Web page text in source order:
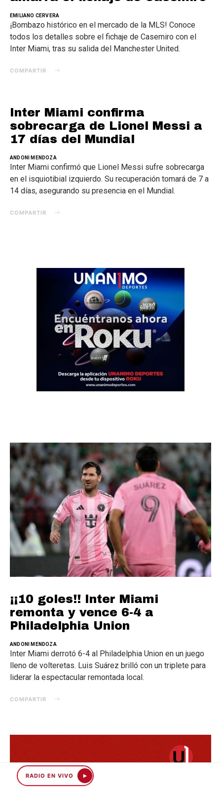
RADIO EN VIVO
EMILIANO CERVERA
¡Bombazo histórico en el mercado de la MLS! Conoce
todos los detalles sobre el fichaje de Casemiro con el
Inter Miami, tras su salida del Manchester United.
COMPARTIR
Inter Miami confirma
sobrecarga de Lionel Messi a
17 días del Mundial
ANDONI MENDOZA
Inter Miami confirmó que Lionel Messi sufre sobrecarga
en el isquiotibial izquierdo. Su recuperación tomará de 7 a
14 días, asegurando su presencia en el Mundial.
COMPARTIR
¡¡10 goles!! Inter Miami
remonta y vence 6-4 a
Philadelphia Union
ANDONI MENDOZA
Inter Miami derrotó 6-4 al Philadelphia Union en un juego
lleno de volteretas. Luis Suárez brilló con un triplete para
liderar la espectacular remontada local.
COMPARTIR